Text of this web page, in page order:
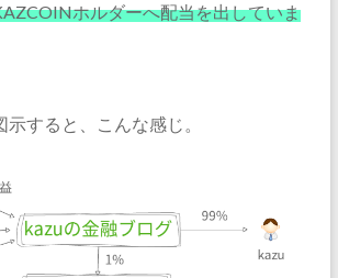
ホルダーへ配当を出していま
すると、こんな感じ。